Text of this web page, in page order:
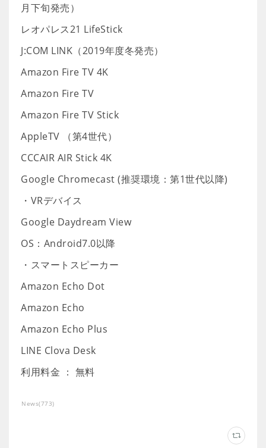
月下旬発売）
レオパレス21 LifeStick
J:COM LINK（2019年度冬発売）
Amazon Fire TV 4K
Amazon Fire TV
Amazon Fire TV Stick
AppleTV （第4世代）
CCCAIR AIR Stick 4K
Google Chromecast (推奨環境：第1世代以降)
・VRデバイス
Google Daydream View
OS：Android7.0以降
・スマートスピーカー
Amazon Echo Dot
Amazon Echo
Amazon Echo Plus
LINE Clova Desk
利用料金 ： 無料
News(773)